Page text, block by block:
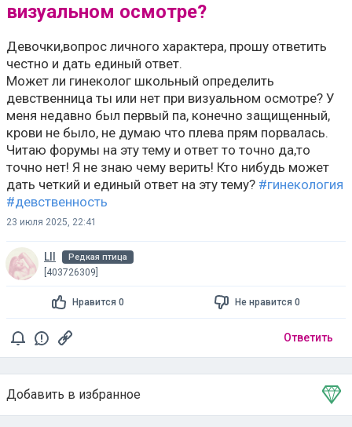
визуальном осмотре?
Девочки,вопрос личного характера, прошу ответить
честно и дать единый ответ.
Может ли гинеколог школьный определить
девственница ты или нет при визуальном осмотре? У
меня недавно был первый па, конечно защищенный,
крови не было, не думаю что плева прям порвалась.
Читаю форумы на эту тему и ответ то точно да,то
точно нет! Я не знаю чему верить! Кто нибудь может
дать четкий и единый ответ на эту тему? #гинекология
#девственность
23 июля 2025, 22:41
Lll Редкая птица
[403726309]
Нравится 0 Не нравится 0
Ответить
Добавить в избранное
Тема в избранном